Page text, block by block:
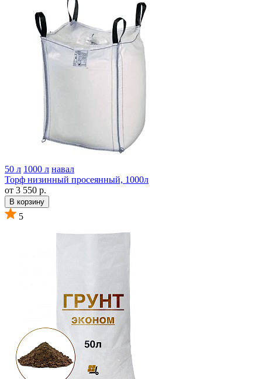
50 л 1000 л навал
Торф низинный просеянный, 1000л
от 3 550 р.
В корзину
5